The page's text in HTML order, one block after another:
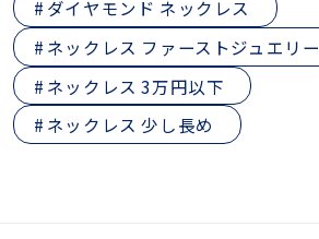
ダイヤモンド ネックレス
ネックレス ファーストジュエリー
ネックレス 3万円以下
ネックレス 少し長め